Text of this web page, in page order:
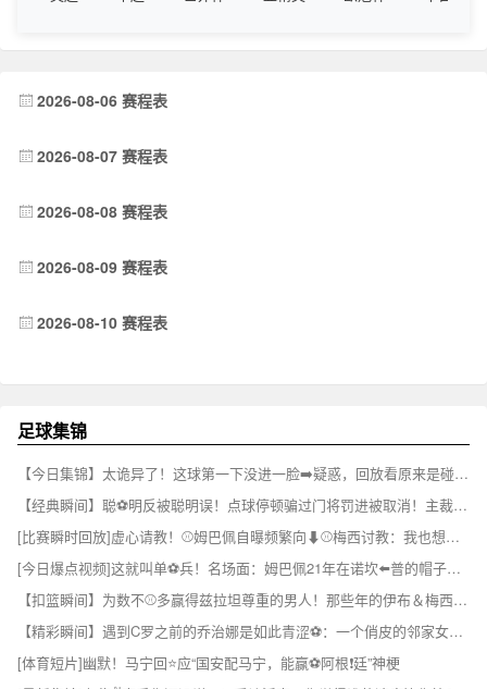
2026-08-06 赛程表
2026-08-07 赛程表
2026-08-08 赛程表
2026-08-09 赛程表
2026-08-10 赛程表
足球集锦
【今日集锦】太诡异了！这球第一下没进一脸➡️疑惑，回放看原来是碰到了门将⚾
【经典瞬间】聪⚽明反被聪明误！点球停顿骗过门将罚进被取消！主裁掏黄牌伺候！
[比赛瞬时回放]虚心请教！⚾姆巴佩自曝频繁向⬇⚾️梅西讨教：我也想赢得一切
[今日爆点视频]这就叫单⚽兵！名场面：姆巴佩21年在诺坎⬅️普的帽子戏法！
【扣篮瞬间】为数不⚾多赢得兹拉坦尊重的男人！那些年的伊布＆梅西~✌️
【精彩瞬间】遇到C罗之前的乔治娜是如此青涩⚽：一个俏皮的邻家女孩~
[体育短片]幽默！马宁回⭐应“国安配马宁，能赢⚽阿根❗廷”神梗